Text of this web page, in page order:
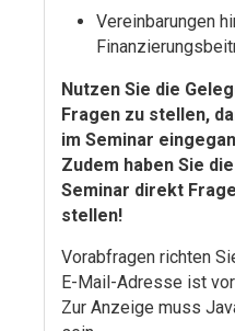
Vereinbarungen
Nutzen Sie die
Fragen zu stellen,
im Seminar
Zudem haben Sie
Seminar direkt
stellen!
Vorabfragen richten
E-Mail-Adresse ist
Zur Anzeige muss